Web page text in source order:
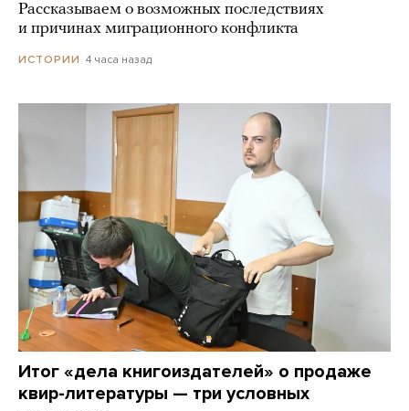
Рассказываем о возможных последствиях
и причинах миграционного конфликта
ИСТОРИИ 4 часа назад
Итог «дела книгоиздателей» о продаже
квир-литературы — три условных